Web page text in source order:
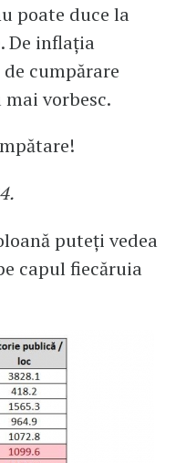
poate duce la
De inflația
cumpărare
vorbesc.
puteți vedea
capul fiecăruia